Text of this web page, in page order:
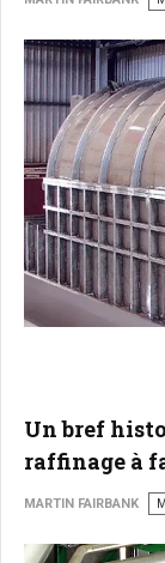
Un bref
raffinage à
MARTIN FAIRBANK